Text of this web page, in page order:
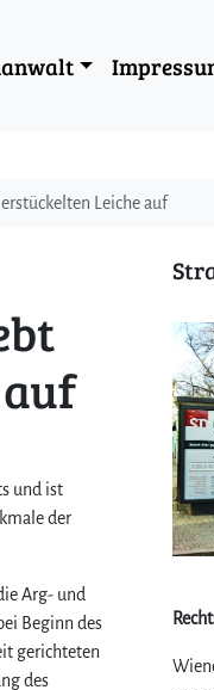
Leiche auf
und ist
der
Arg- und
Beginn des
gerichteten
des